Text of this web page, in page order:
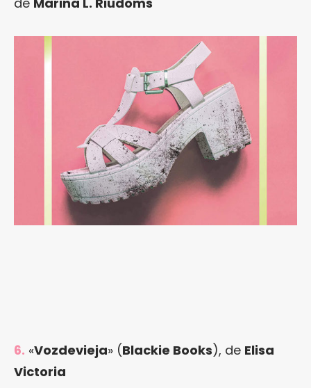
6. «Vozdevieja» (Blackie Books), de Elisa
Victoria